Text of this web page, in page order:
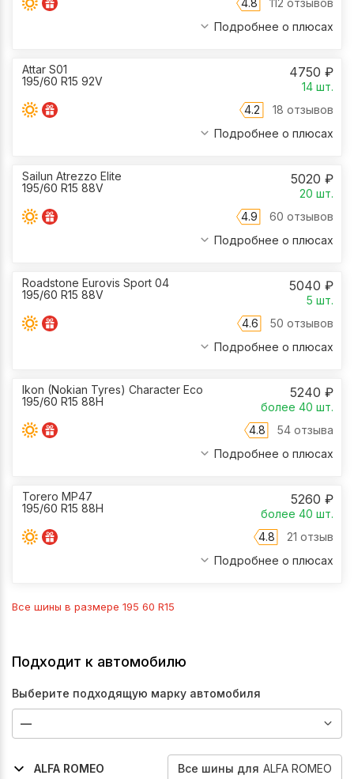
Подробнее о плюсах
Attar S01
195/60 R15 92V
4750 ₽
14 шт.
4.2
18 отзывов
Подробнее о плюсах
Sailun Atrezzo Elite
195/60 R15 88V
5020 ₽
20 шт.
4.9
60 отзывов
Подробнее о плюсах
Roadstone Eurovis Sport 04
195/60 R15 88V
5040 ₽
5 шт.
4.6
50 отзывов
Подробнее о плюсах
Ikon (Nokian Tyres) Character Eco
195/60 R15 88H
5240 ₽
более 40 шт.
4.8
54 отзыва
Подробнее о плюсах
Torero MP47
195/60 R15 88H
5260 ₽
более 40 шт.
4.8
21 отзыв
Подробнее о плюсах
Все шины в размере 195 60 R15
Подходит к автомобилю
Выберите подходящую марку автомобиля
ALFA ROMEO Все шины для ALFA ROMEO